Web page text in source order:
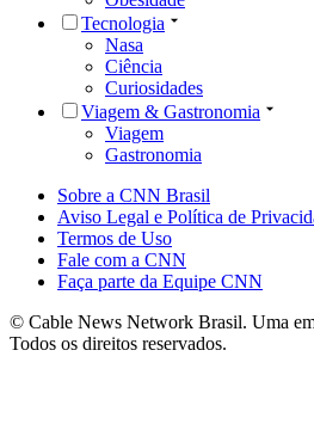
Tecnologia
Nasa
Ciência
Curiosidades
Viagem & Gastronomia
Viagem
Gastronomia
Sobre a CNN Brasil
Aviso Legal e Política de
Termos de Uso
Fale com a CNN
Faça parte da Equipe CNN
© Cable News Network Brasil. Uma
Todos os direitos reservados.